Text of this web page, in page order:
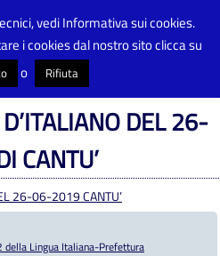
>Articoli>Test per il livello A2 della
TEST D’ITALIANO DEL 26-06-2019
DEL 26-
CANTU’
26-06-2019 CANTU’
della Lingua Italiana-Prefettura
vedi Informativa sui cookies.
i cookies dal nostro sito clicca su
o Rifiuta